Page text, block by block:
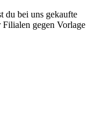
du bei uns gekaufte
gegen Vorlage